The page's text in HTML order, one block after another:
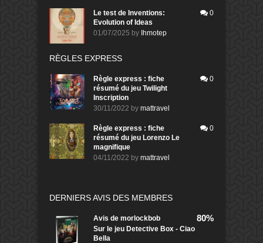
Le test de Inventions:
Evolution of Ideas
01/07/2025 by Ihmotep
0
RÈGLES EXPRESS
Règle express : fiche
résumé du jeu Twilight
Inscription
30/11/2022 by mattravel
0
Règle express : fiche
résumé du jeu Lorenzo Le
magnifique
04/11/2022 by mattravel
0
DERNIERS AVIS DES MEMBRES
Avis de morlockbob
Sur le jeu Detective Box - Ciao
Bella
80%